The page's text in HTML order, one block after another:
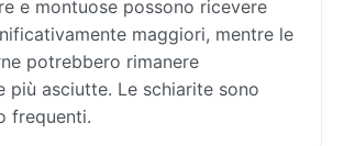
e montuose possono ricevere
maggiori, mentre le
potrebbero rimanere
più asciutte. Le schiarite sono
frequenti.